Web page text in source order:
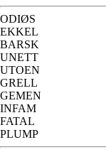
ODIØS
EKKEL
BARSK
UNETT
UTOEN
GRELL
GEMEN
INFAM
FATAL
PLUMP